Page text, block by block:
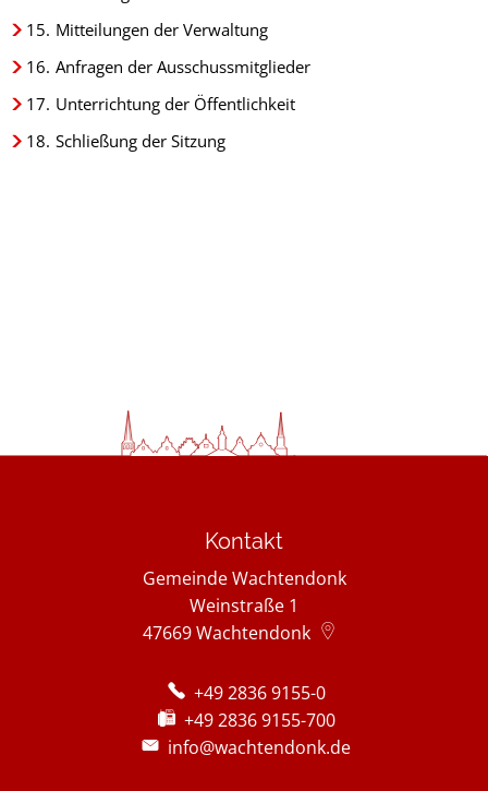
15. Mitteilungen der Verwaltung
16. Anfragen der Ausschussmitglieder
17. Unterrichtung der Öffentlichkeit
18. Schließung der Sitzung
Kontakt
Gemeinde Wachtendonk
Weinstraße 1
47669Wachtendonk
+49 2836 9155-0
+49 2836 9155-700
info@wachtendonk.de